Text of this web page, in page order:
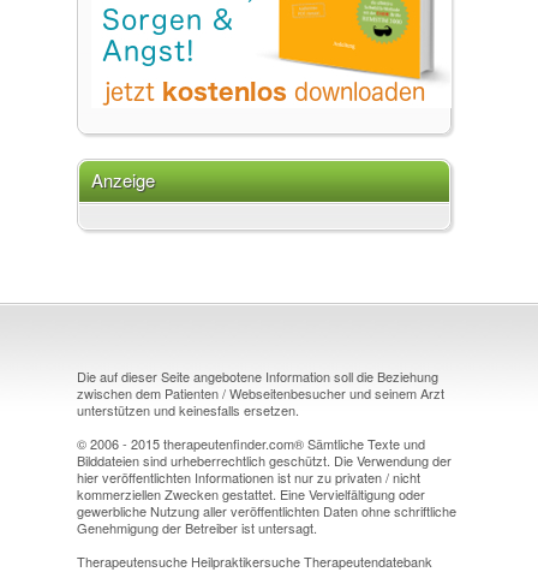
Anzeige
Die auf dieser Seite angebotene Information soll die Beziehung
zwischen dem Patienten / Webseitenbesucher und seinem Arzt
unterstützen und keinesfalls ersetzen.
© 2006 - 2015 therapeutenfinder.com® Sämtliche Texte und
Bilddateien sind urheberrechtlich geschützt. Die Verwendung der
hier veröffentlichten Informationen ist nur zu privaten / nicht
kommerziellen Zwecken gestattet. Eine Vervielfältigung oder
gewerbliche Nutzung aller veröffentlichten Daten ohne schriftliche
Genehmigung der Betreiber ist untersagt.
Therapeutensuche Heilpraktikersuche Therapeutendatebank